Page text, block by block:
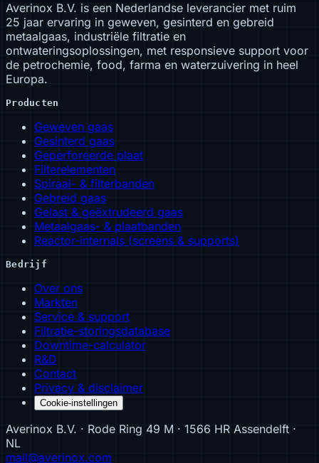
Averinox B.V. is een Nederlandse leverancier met ruim
25 jaar ervaring in geweven, gesinterd en gebreid
metaalgaas, industriële filtratie en
ontwateringsoplossingen, met responsieve support voor
de petrochemie, food, farma en waterzuivering in heel
Europa.
Producten
Geweven gaas
Gesinterd gaas
Geperforeerde plaat
Filterelementen
Spiraal- & filterbanden
Gebreid gaas
Gelast & geëxtrudeerd gaas
Metaalgaas- & plaatbanden
Reactor-internals (screens & supports)
Bedrijf
Over ons
Markten
Service & support
Filtratie-storingsdatabase
Downtime-calculator
R&D
Contact
Privacy & disclaimer
Cookie-instellingen
Averinox B.V. · Rode Ring 49 M · 1566 HR Assendelft ·
NL
mail@averinox.com